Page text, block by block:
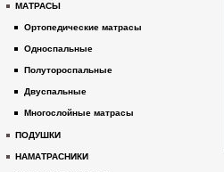
МАТРАСЫ
Ортопедические матрасы
Односпальные
Полутороспальные
Двуспальные
Многослойные матрасы
ПОДУШКИ
НАМАТРАСНИКИ